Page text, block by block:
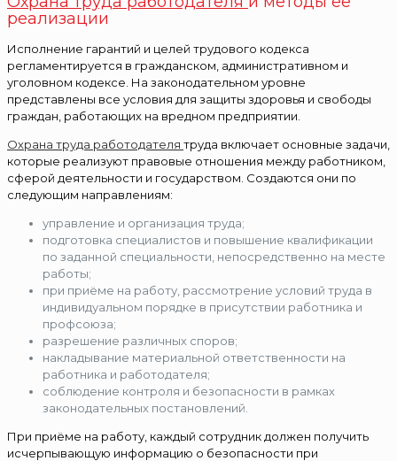
реализации
Исполнение гарантий и целей трудового кодекса
регламентируется в гражданском, административном и
уголовном кодексе. На законодательном уровне
представлены все условия для защиты здоровья и свободы
граждан, работающих на вредном предприятии.
Охрана труда работодателя труда включает основные задачи,
которые реализуют правовые отношения между работником,
сферой деятельности и государством. Создаются они по
следующим направлениям:
управление и организация труда;
подготовка специалистов и повышение квалификации
по заданной специальности, непосредственно на месте
работы;
при приёме на работу, рассмотрение условий труда в
индивидуальном порядке в присутствии работника и
профсоюза;
разрешение различных споров;
накладывание материальной ответственности на
работника и работодателя;
соблюдение контроля и безопасности в рамках
законодательных постановлений.
При приёме на работу, каждый сотрудник должен получить
исчерпывающую информацию о безопасности при